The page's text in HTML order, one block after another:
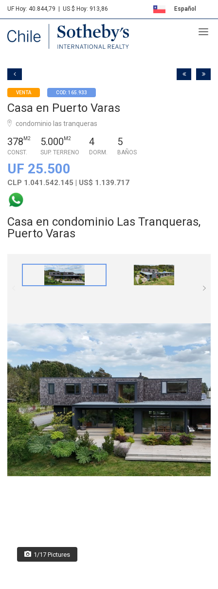
UF Hoy: 40.844,79 US $ Hoy: 913,86 Español
Sotheby's
VENTA COD: 165.933
Casa en Puerto Varas
condominio las tranqueras
378 M2
CONST.
5.000 M2
SUP. TERRENO
4
DORM.
5
BAÑOS
UF 25.500
CLP 1.041.542.145 | US$ 1.139.717
Casa en condominio Las Tranqueras,
Puerto Varas
1/17 Pictures